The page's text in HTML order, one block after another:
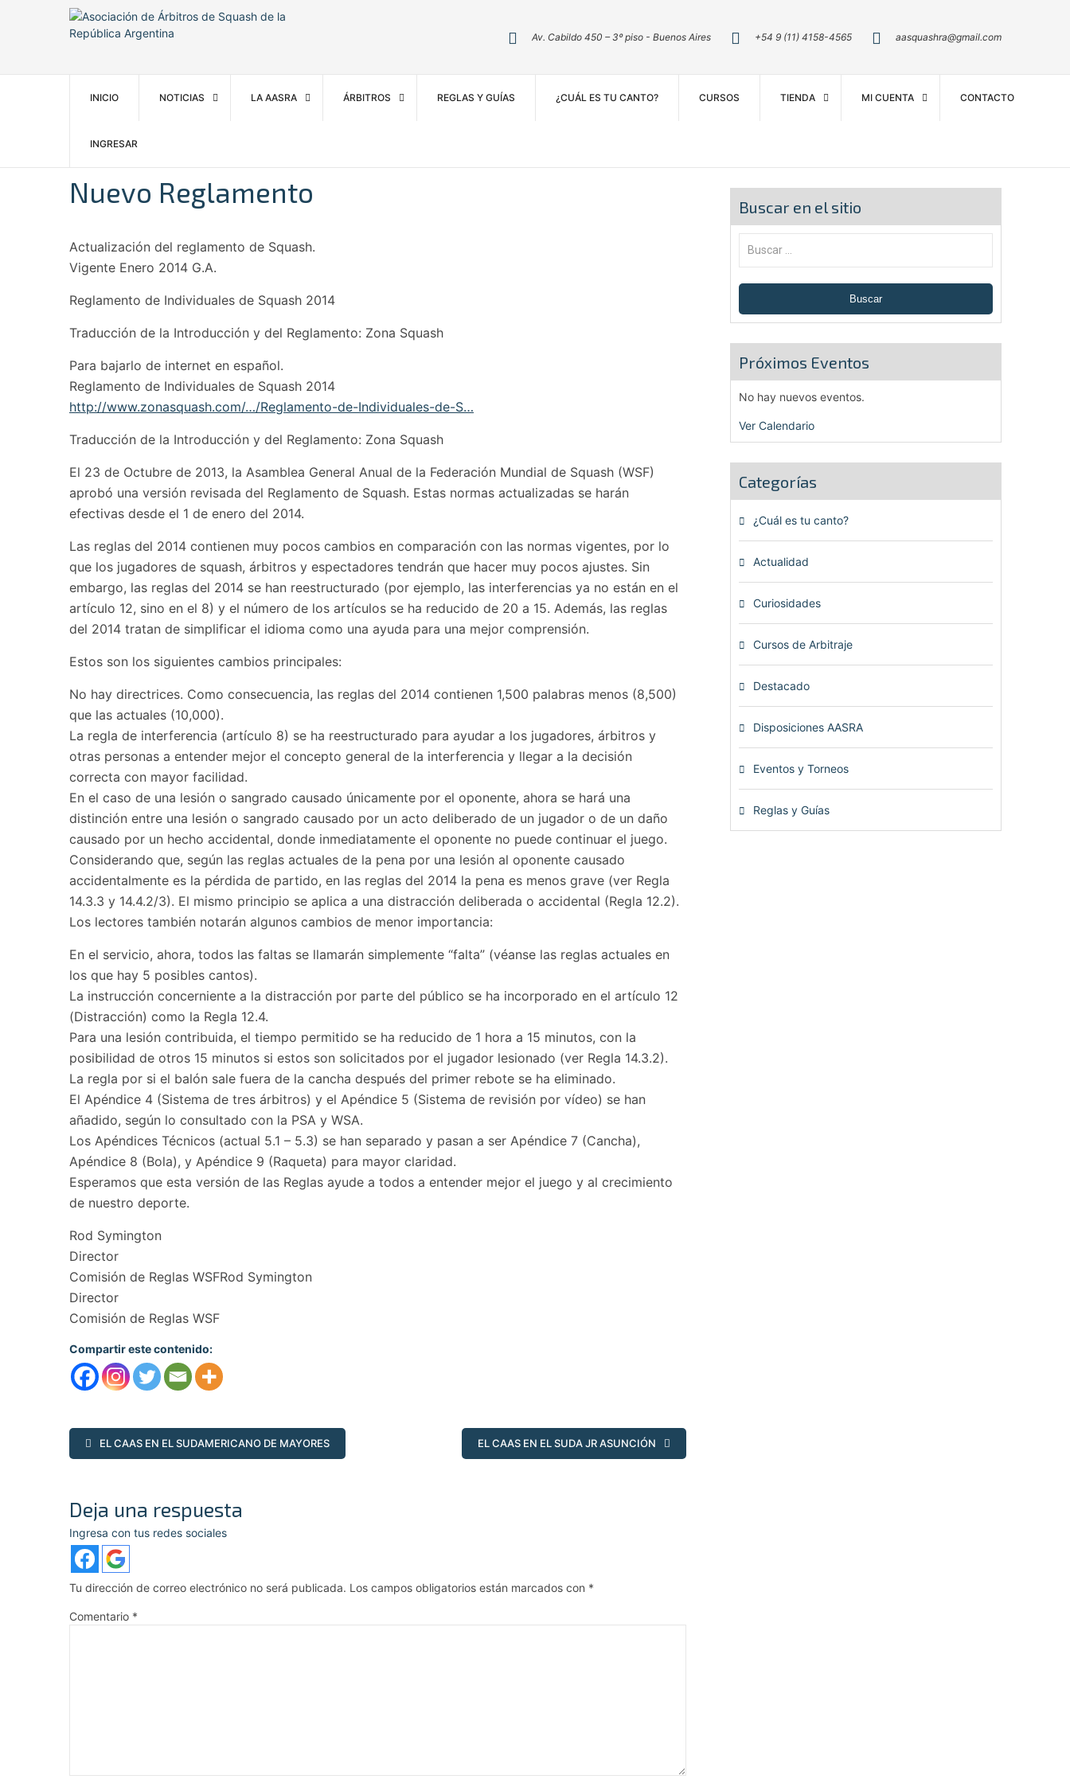
Av. Cabildo 450 – 3º piso - Buenos Aires +54 9 (11) 4158-4565 aasquashra@gmail.com
INICIO NOTICIAS LA AASRA ÁRBITROS REGLAS Y GUÍAS ¿CUÁL ES TU CANTO? CURSOS TIENDA MI CUENTA CONTACTO
INGRESAR
Nuevo Reglamento
Actualización del reglamento de Squash.
Vigente Enero 2014 G.A.
Reglamento de Individuales de Squash 2014
Traducción de la Introducción y del Reglamento: Zona Squash
Para bajarlo de internet en español.
Reglamento de Individuales de Squash 2014
http://www.zonasquash.com/…/Reglamento-de-Individuales-de-S…
Traducción de la Introducción y del Reglamento: Zona Squash
El 23 de Octubre de 2013, la Asamblea General Anual de la Federación Mundial de Squash (WSF)
aprobó una versión revisada del Reglamento de Squash. Estas normas actualizadas se harán
efectivas desde el 1 de enero del 2014.
Las reglas del 2014 contienen muy pocos cambios en comparación con las normas vigentes, por lo
que los jugadores de squash, árbitros y espectadores tendrán que hacer muy pocos ajustes. Sin
embargo, las reglas del 2014 se han reestructurado (por ejemplo, las interferencias ya no están en el
artículo 12, sino en el 8) y el número de los artículos se ha reducido de 20 a 15. Además, las reglas
del 2014 tratan de simplificar el idioma como una ayuda para una mejor comprensión.
Estos son los siguientes cambios principales:
No hay directrices. Como consecuencia, las reglas del 2014 contienen 1,500 palabras menos (8,500)
que las actuales (10,000).
La regla de interferencia (artículo 8) se ha reestructurado para ayudar a los jugadores, árbitros y
otras personas a entender mejor el concepto general de la interferencia y llegar a la decisión
correcta con mayor facilidad.
En el caso de una lesión o sangrado causado únicamente por el oponente, ahora se hará una
distinción entre una lesión o sangrado causado por un acto deliberado de un jugador o de un daño
causado por un hecho accidental, donde inmediatamente el oponente no puede continuar el juego.
Considerando que, según las reglas actuales de la pena por una lesión al oponente causado
accidentalmente es la pérdida de partido, en las reglas del 2014 la pena es menos grave (ver Regla
14.3.3 y 14.4.2/3). El mismo principio se aplica a una distracción deliberada o accidental (Regla 12.2).
Los lectores también notarán algunos cambios de menor importancia:
En el servicio, ahora, todos las faltas se llamarán simplemente “falta” (véanse las reglas actuales en
los que hay 5 posibles cantos).
La instrucción concerniente a la distracción por parte del público se ha incorporado en el artículo 12
(Distracción) como la Regla 12.4.
Para una lesión contribuida, el tiempo permitido se ha reducido de 1 hora a 15 minutos, con la
posibilidad de otros 15 minutos si estos son solicitados por el jugador lesionado (ver Regla 14.3.2).
La regla por si el balón sale fuera de la cancha después del primer rebote se ha eliminado.
El Apéndice 4 (Sistema de tres árbitros) y el Apéndice 5 (Sistema de revisión por vídeo) se han
añadido, según lo consultado con la PSA y WSA.
Los Apéndices Técnicos (actual 5.1 – 5.3) se han separado y pasan a ser Apéndice 7 (Cancha),
Apéndice 8 (Bola), y Apéndice 9 (Raqueta) para mayor claridad.
Esperamos que esta versión de las Reglas ayude a todos a entender mejor el juego y al crecimiento
de nuestro deporte.
Rod Symington
Director
Comisión de Reglas WSFRod Symington
Director
Comisión de Reglas WSF
Compartir este contenido:
EL CAAS EN EL SUDAMERICANO DE MAYORES EL CAAS EN EL SUDA JR ASUNCIÓN
Deja una respuesta
Ingresa con tus redes sociales
Tu dirección de correo electrónico no será publicada. Los campos obligatorios están marcados con *
Comentario *
Buscar en el sitio
Próximos Eventos
No hay nuevos eventos.
Ver Calendario
Categorías
¿Cuál es tu canto?
Actualidad
Curiosidades
Cursos de Arbitraje
Destacado
Disposiciones AASRA
Eventos y Torneos
Reglas y Guías